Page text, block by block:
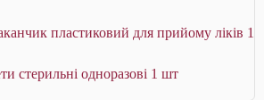
пластиковий для прийому ліків 1
стерильні одноразові 1 шт